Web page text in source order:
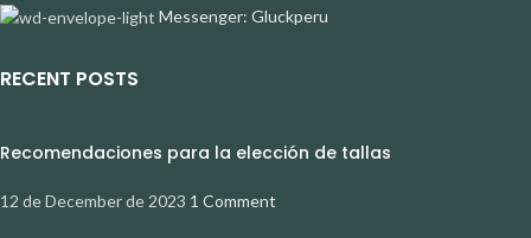
Messenger: Gluckperu
RECENT POSTS
Recomendaciones para la elección de tallas
12 de December de 2023 1 Comment